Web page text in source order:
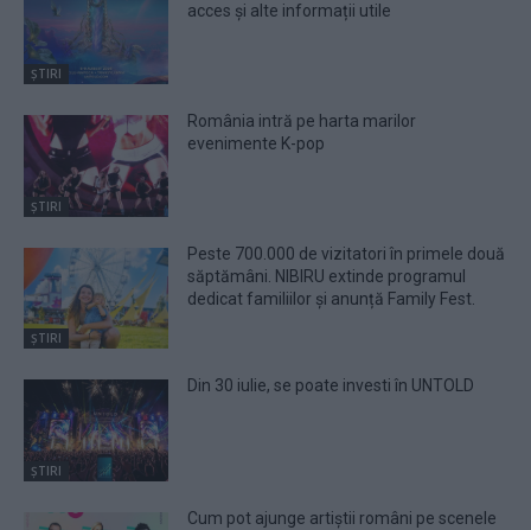
ȘTIRI
acces și alte informații utile
ȘTIRI
România intră pe harta marilor
evenimente K-pop
ȘTIRI
Peste 700.000 de vizitatori în primele două
săptămâni. NIBIRU extinde programul
dedicat familiilor și anunță Family Fest.
ȘTIRI
Din 30 iulie, se poate investi în UNTOLD
Cum pot ajunge artiștii români pe scenele